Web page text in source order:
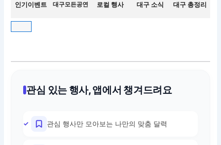
인기이벤트 대구모든공연 로컬 행사 대구 소식 대구 총정리
관심 있는 행사, 앱에서 챙겨드려요
관심 행사만 모아보는 나만의 맞춤 달력